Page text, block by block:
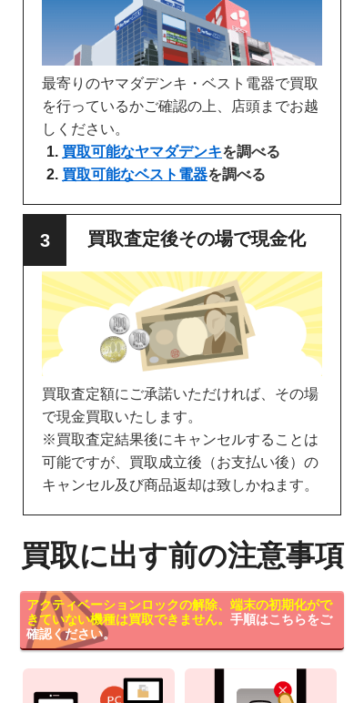
最寄りのヤマダデンキ・ベスト電器で買取
を行っているかご確認の上、店頭までお越
しください。
買取可能なヤマダデンキを調べる
買取可能なベスト電器を調べる
買取査定後その場で現金化
買取査定額にご承諾いただければ、その場
で現金買取いたします。
※買取査定結果後にキャンセルすることは
可能ですが、買取成立後（お支払い後）の
キャンセル及び商品返却は致しかねます。
買取に出す前の注意事項
アクティベーションロックの解除、端末の初期化がで
きていない機種は買取できません。 手順はこちらをご
確認ください。